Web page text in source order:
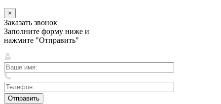
×
Заказать звонок
Заполните форму ниже и
нажмите "Отправить"
Оставьте
Отправить